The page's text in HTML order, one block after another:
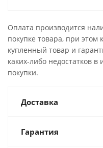
Оплата производится
покупке товара, при этом
купленный товар и
каких-либо недостатков
покупки.
Доставка
Гарантия